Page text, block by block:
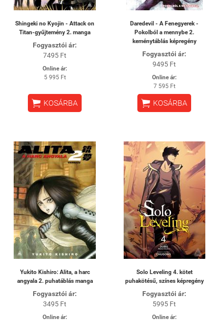
Shingeki no Kyojin - Attack on
Titan-gyűjtemény 2. manga
Fogyasztói ár:
7495 Ft
Online ár:
5 995 Ft
 KOSÁRBA
Daredevil - A Fenegyerek -
Pokolból a mennybe 2.
keménytáblás képregény
Fogyasztói ár:
9495 Ft
Online ár:
7 595 Ft
 KOSÁRBA
Yukito Kishiro: Alita, a harc
angyala 2. puhatáblás manga
Fogyasztói ár:
3495 Ft
Online ár:
Solo Leveling 4. kötet
puhakötésű, színes képregény
Fogyasztói ár:
5995 Ft
Online ár: